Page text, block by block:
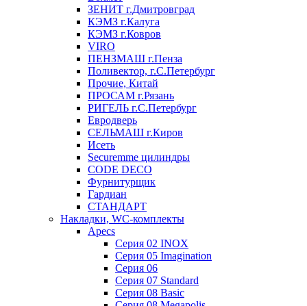
ЗЕНИТ г.Дмитровград
КЭМЗ г.Калуга
КЭМЗ г.Ковров
VIRO
ПЕНЗМАШ г.Пенза
Поливектор, г.С.Петербург
Прочие, Китай
ПРОСАМ г.Рязань
РИГЕЛЬ г.С.Петербург
Евродверь
СЕЛЬМАШ г.Киров
Исеть
Securemme цилиндры
CODE DECO
Фурнитурщик
Гардиан
СТАНДАРТ
Накладки, WC-комплекты
Apecs
Cерия 02 INOX
Cерия 05 Imagination
Cерия 06
Cерия 07 Standard
Cерия 08 Basic